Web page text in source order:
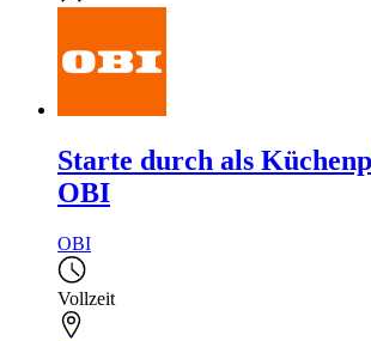
Starte durch als
OBI
OBI
Vollzeit